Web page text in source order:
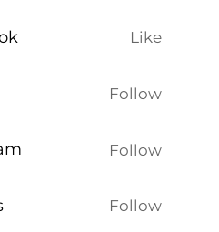
Like
Follow
Follow
Follow